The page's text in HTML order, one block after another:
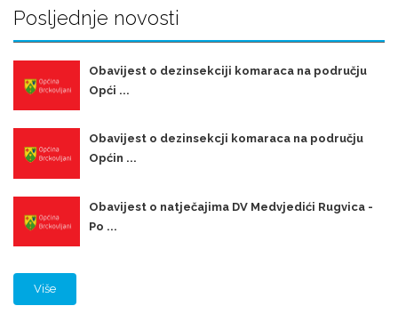
Posljednje novosti
Obavijest o dezinsekciji komaraca na području
Opći ...
Obavijest o dezinsekcji komaraca na području
Općin ...
Obavijest o natječajima DV Medvjedići Rugvica -
Po ...
Više